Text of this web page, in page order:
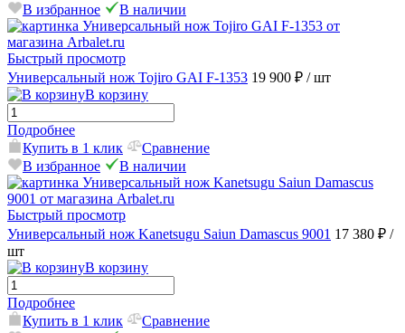
В избранное
В наличии
Быстрый просмотр
Универсальный нож Tojiro GAI F-1353 19 900 ₽ / шт
В корзину
Подробнее
Купить в 1 клик
Сравнение
В избранное
В наличии
Быстрый просмотр
Универсальный нож Kanetsugu Saiun Damascus 9001 17 380 ₽ /
шт
В корзину
Подробнее
Купить в 1 клик
Сравнение